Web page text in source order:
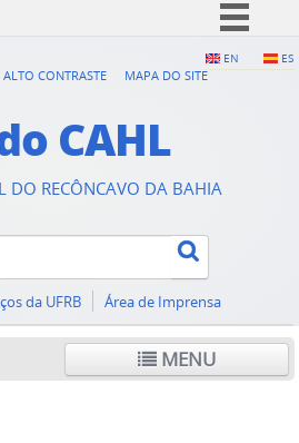
Participe
Acesso à informação
Legislação
Canais
EN ES
ALTO CONTRASTE
MAPA DO SITE
CAHL
DO RECÔNCAVO DA BAHIA
da UFRB Área de Imprensa
MENU